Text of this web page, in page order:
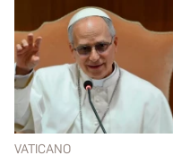
VATICANO